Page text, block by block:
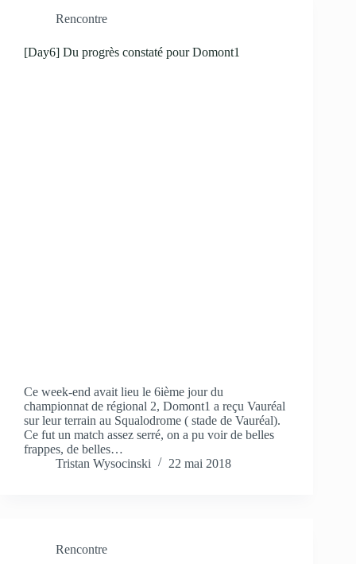
Rencontre
[Day6] Du progrès constaté pour Domont1
Ce week-end avait lieu le 6ième jour du
championnat de régional 2, Domont1 a reçu Vauréal
sur leur terrain au Squalodrome ( stade de Vauréal).
Ce fut un match assez serré, on a pu voir de belles
frappes, de belles…
Tristan Wysocinski
22 mai 2018
Rencontre